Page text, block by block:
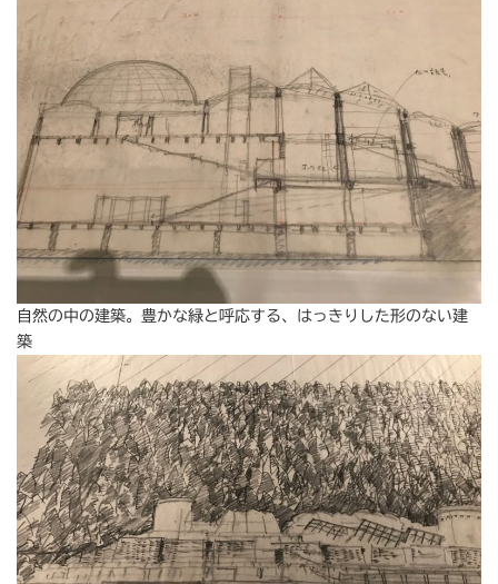
自然の中の建築。豊かな緑と呼応する、はっきりした形のない建
築